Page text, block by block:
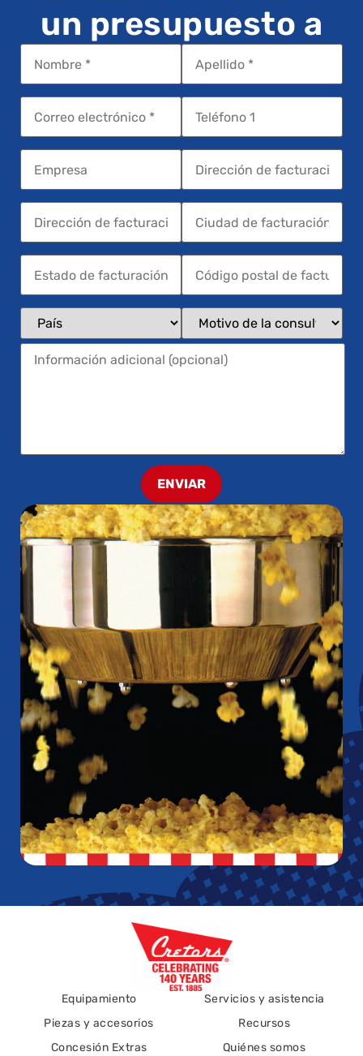
un presupuesto a
ENVIAR
Equipamiento
Piezas y accesorios
Concesión Extras
Servicios y asistencia
Recursos
Quiénes somos